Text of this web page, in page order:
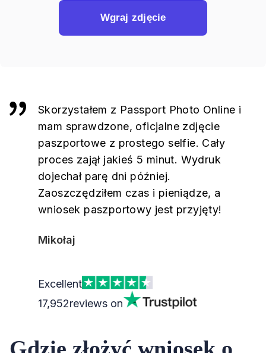
Wgraj zdjęcie
Skorzystałem z Passport Photo Online i
mam sprawdzone, oficjalne zdjęcie
paszportowe z prostego selfie. Cały
proces zajął jakieś 5 minut. Wydruk
dojechał parę dni później.
Zaoszczędziłem czas i pieniądze, a
wniosek paszportowy jest przyjęty!
Mikołaj
Excellent
17,952reviews on
Gdzie złożyć wniosek o